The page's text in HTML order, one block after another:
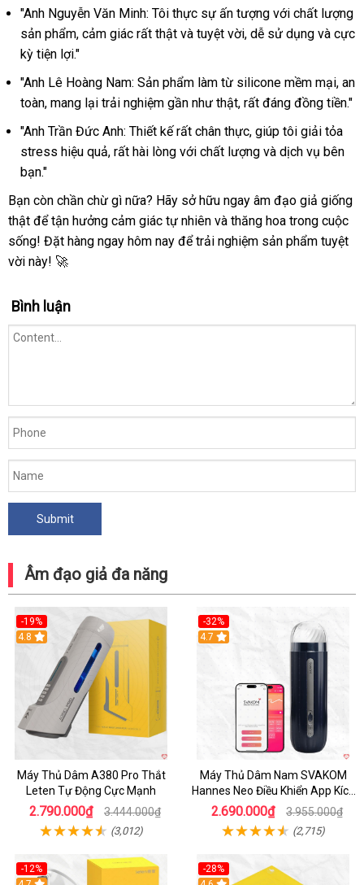
"Anh Nguyễn Văn Minh: Tôi thực sự ấn tượng với chất lượng
sản phẩm, cảm giác rất thật và tuyệt vời, dễ sử dụng và cực
kỳ tiện lợi."
"Anh Lê Hoàng Nam: Sản phẩm làm từ silicone mềm mại, an
toàn, mang lại trải nghiệm gần như thật, rất đáng đồng tiền."
"Anh Trần Đức Anh: Thiết kế rất chân thực, giúp tôi giải tỏa
stress hiệu quả, rất hài lòng với chất lượng và dịch vụ bên
bạn."
Bạn còn chần chừ gì nữa? Hãy sở hữu ngay âm đạo giả giống
thật để tận hưởng cảm giác tự nhiên và thăng hoa trong cuộc
sống! Đặt hàng ngay hôm nay để trải nghiệm sản phẩm tuyệt
vời này! 🚀
Bình luận
Âm đạo giả đa năng
-19%
Hot
4.8
Máy Thủ Dâm A380 Pro Thắt
Leten Tự Động Cực Mạnh
2.790.000₫ 3.444.000₫
(3,012)
-32%
Hot
4.7
Máy Thủ Dâm Nam SVAKOM
Hannes Neo Điều Khiển App Kích
Thích
2.690.000₫ 3.955.000₫
(2,715)
-12%
-28%